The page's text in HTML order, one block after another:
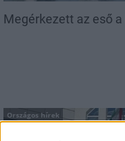
Megérkezett az eső
Országos hírek